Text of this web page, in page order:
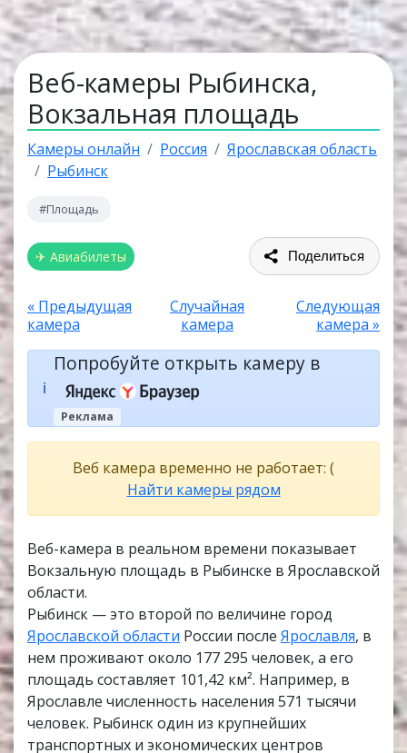
Веб-камеры Рыбинска,
Вокзальная площадь
Камеры онлайн Россия
Ярославская область
Рыбинск
#Площадь
✈ Авиабилеты Поделиться
« Предыдущая
камера
Случайная
камера
Следующая
камера »
ℹ️
Попробуйте открыть камеру в
Реклама
Веб камера временно не работает: (
Найти камеры рядом
Веб-камера в реальном времени показывает
Вокзальную площадь в Рыбинске в Ярославской
области.
Рыбинск — это второй по величине город
Ярославской области России после Ярославля, в
нем проживают около 177 295 человек, а его
площадь составляет 101,42 км². Например, в
Ярославле численность населения 571 тысячи
человек. Рыбинск один из крупнейших
транспортных и экономических центров